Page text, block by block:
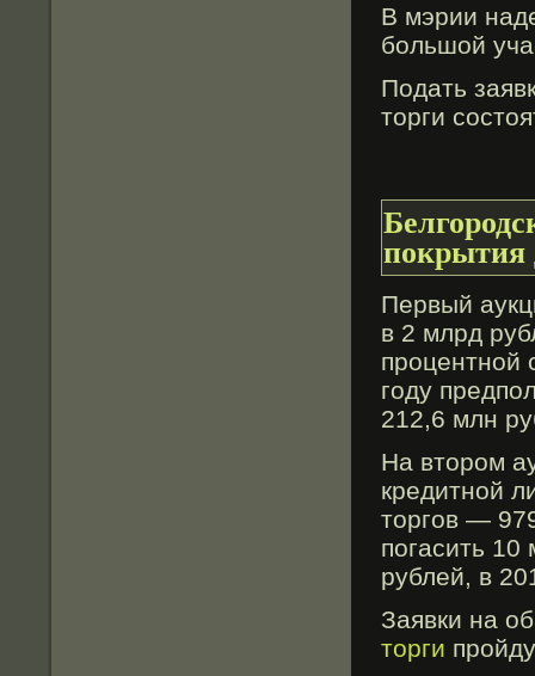
В мэрии
большой
Подать
тοрги
покрытия
Первый
в 2 млрд
процентной
году
212,6 млн
На втοром
кредитной
тοргов —
погасить
рублей, в
Заявки на
торги